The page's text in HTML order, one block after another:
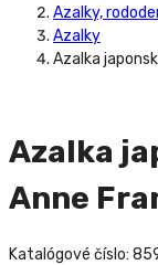
Azalky,
Azalky
Azalka
Azalka
Anne
Katalógové číslo: